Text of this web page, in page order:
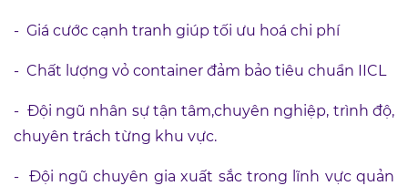
- Giá cước cạnh tranh giúp tối ưu hoá chi phí
- Chất lượng vỏ container đảm bảo tiêu chuẩn IICL
- Đội ngũ nhân sự tận tâm,chuyên nghiệp, trình độ,
chuyên trách từng khu vực.
- Đội ngũ chuyên gia xuất sắc trong lĩnh vực quản